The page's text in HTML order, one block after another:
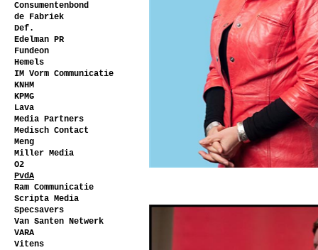
Consumentenbond
de Fabriek
Def.
Edelman PR
Fundeon
Hemels
IM Vorm Communicatie
KNHM
KPMG
Lava
Media Partners
Medisch Contact
Meng
Miller Media
O2
PvdA
Ram Communicatie
Scripta Media
Specsavers
Van Santen Netwerk
VARA
Vitens